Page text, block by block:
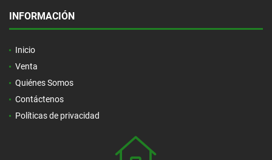
INFORMACIÓN
Inicio
Venta
Quiénes Somos
Contáctenos
Políticas de privacidad